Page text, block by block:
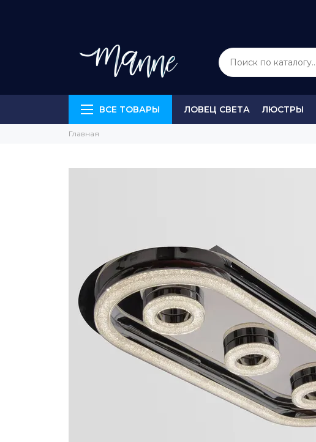
ВСЕ ТОВАРЫ ЛОВЕЦ СВЕТА ЛЮСТРЫ
Главная